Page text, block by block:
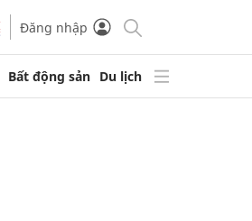
Đăng nhập
Bất động sản Du lịch